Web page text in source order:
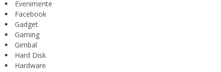
Evenimente
Facebook
Gadget
Gaming
Gimbal
Hard Disk
Hardware